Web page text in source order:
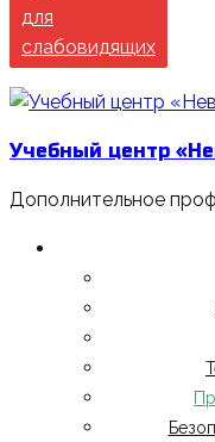
для
слабовидящих
Учебный центр
Дополнительное